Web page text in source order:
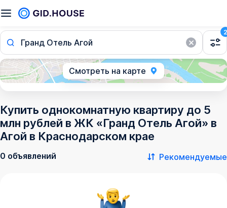
Гранд Отель Агой
2
Смотреть на карте
Купить однокомнатную квартиру до 5
млн рублей в ЖК «Гранд Отель Агой» в
Агой в Краснодарском крае
0 объявлений Рекомендуемые